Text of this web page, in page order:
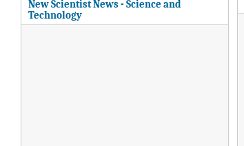
New Scientist News - Science and
Technology